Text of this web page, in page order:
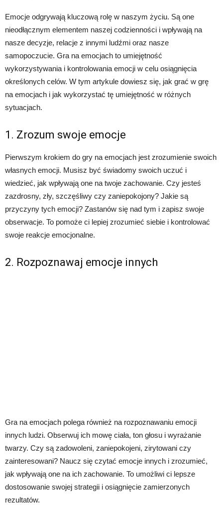
Emocje odgrywają kluczową rolę w naszym życiu. Są one
nieodłącznym elementem naszej codzienności i wpływają na
nasze decyzje, relacje z innymi ludźmi oraz nasze
samopoczucie. Gra na emocjach to umiejętność
wykorzystywania i kontrolowania emocji w celu osiągnięcia
określonych celów. W tym artykule dowiesz się, jak grać w grę
na emocjach i jak wykorzystać tę umiejętność w różnych
sytuacjach.
1. Zrozum swoje emocje
Pierwszym krokiem do gry na emocjach jest zrozumienie swoich
własnych emocji. Musisz być świadomy swoich uczuć i
wiedzieć, jak wpływają one na twoje zachowanie. Czy jesteś
zazdrosny, zły, szczęśliwy czy zaniepokojony? Jakie są
przyczyny tych emocji? Zastanów się nad tym i zapisz swoje
obserwacje. To pomoże ci lepiej zrozumieć siebie i kontrolować
swoje reakcje emocjonalne.
2. Rozpoznawaj emocje innych
Gra na emocjach polega również na rozpoznawaniu emocji
innych ludzi. Obserwuj ich mowę ciała, ton głosu i wyrażanie
twarzy. Czy są zadowoleni, zaniepokojeni, zirytowani czy
zainteresowani? Naucz się czytać emocje innych i zrozumieć,
jak wpływają one na ich zachowanie. To umożliwi ci lepsze
dostosowanie swojej strategii i osiągnięcie zamierzonych
rezultatów.